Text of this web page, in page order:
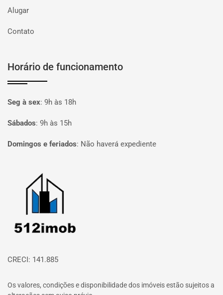
Alugar
Contato
Horário de funcionamento
Seg à sex: 9h às 18h
Sábados: 9h às 15h
Domingos e feriados: Não haverá expediente
Página inicial
CRECI: 141.885
Os valores, condições e disponibilidade dos imóveis estão sujeitos a